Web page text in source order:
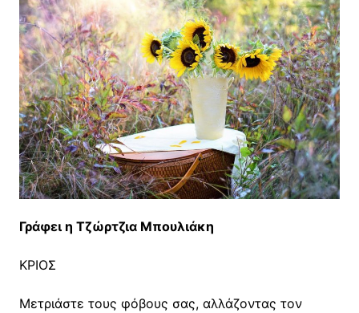
Γράφει η Τζώρτζια Μπουλιάκη
ΚΡΙΟΣ
Μετριάστε τους φόβους σας, αλλάζοντας τον